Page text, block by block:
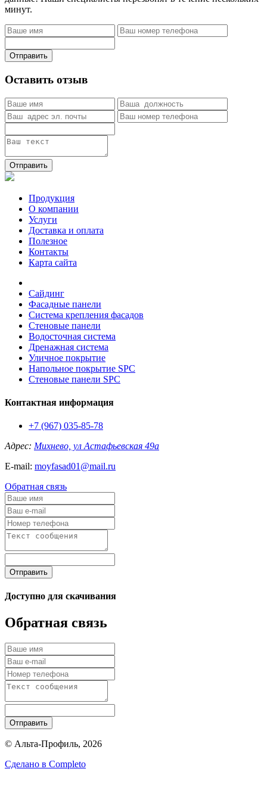
минут.
Отправить
Оставить отзыв
Отправить
Продукция
О компании
Услуги
Доставка и оплата
Полезное
Контакты
Карта сайта
Сайдинг
Фасадные панели
Система крепления фасадов
Стеновые панели
Водосточная система
Дренажная система
Уличное покрытие
Напольное покрытие SPC
Стеновые панели SPC
Контактная информация
+7 (967) 035-85-78
Адрес: Михнево, ул Астафьевская 49а
E-mail: moyfasad01@mail.ru
Обратная связь
Отправить
Доступно для скачивания
Обратная связь
Отправить
© Альта-Профиль, 2026
Сделано в Completo